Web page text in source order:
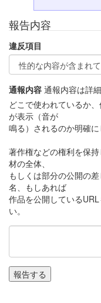
報告内容
違反項目
通報内容 通報内容は詳
どこで使われているか
が表示（音が
鳴る）されるのか明確に
著作権などの権利を保
材の全体、
もしくは部分の公開の
名、もしあれば
作品を公開している
い。